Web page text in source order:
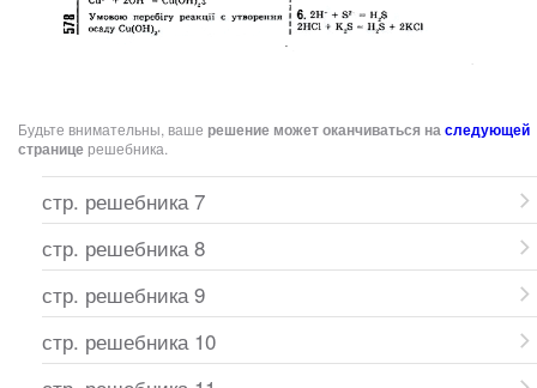
Будьте внимательны, ваше решение может оканчиваться наследующей
странице решебника.
стр. решебника 7
стр. решебника 8
стр. решебника 9
стр. решебника 10